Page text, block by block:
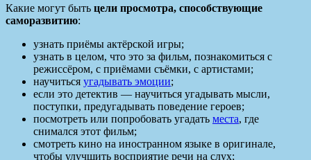
Какие могут быть цели просмотра, способствующие
саморазвитию:
узнать приёмы актёрской игры;
узнать в целом, что это за фильм, познакомиться с
режиссёром, с приёмами съёмки, с артистами;
научиться угадывать эмоции;
если это детектив — научиться угадывать мысли,
поступки, предугадывать поведение героев;
посмотреть или попробовать угадать места, где
снимался этот фильм;
смотреть кино на иностранном языке в оригинале,
чтобы улучшить восприятие речи на слух;